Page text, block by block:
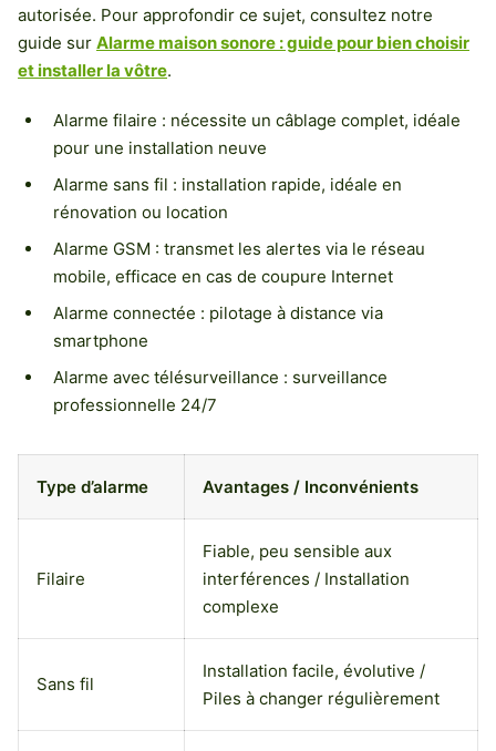
autorisée. Pour approfondir ce sujet, consultez notre
guide sur Alarme maison sonore : guide pour bien choisir
et installer la vôtre.
Alarme filaire : nécessite un câblage complet, idéale
pour une installation neuve
Alarme sans fil : installation rapide, idéale en
rénovation ou location
Alarme GSM : transmet les alertes via le réseau
mobile, efficace en cas de coupure Internet
Alarme connectée : pilotage à distance via
smartphone
Alarme avec télésurveillance : surveillance
professionnelle 24/7
Type d’alarme Avantages / Inconvénients
Filaire
Fiable, peu sensible aux
interférences / Installation
complexe
Sans fil
Installation facile, évolutive /
Piles à changer régulièrement